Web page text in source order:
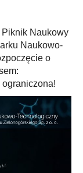
Piknik Naukowy
Naukowo-
o